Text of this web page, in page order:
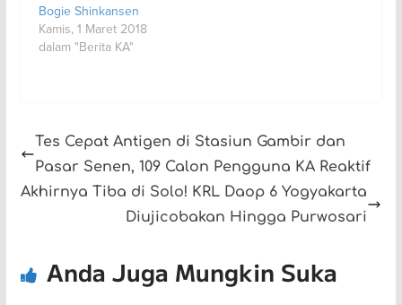
Bogie Shinkansen
Kamis, 1 Maret 2018
dalam "Berita KA"
Tes Cepat Antigen di Stasiun Gambir dan
Pasar Senen, 109 Calon Pengguna KA Reaktif
Akhirnya Tiba di Solo! KRL Daop 6 Yogyakarta
Diujicobakan Hingga Purwosari
Anda Juga Mungkin Suka